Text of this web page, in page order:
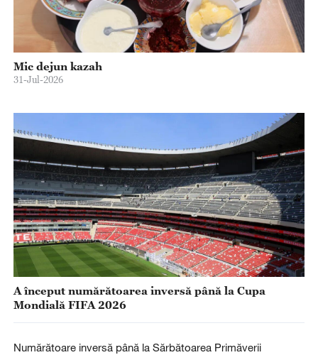
Mic dejun kazah
31-Jul-2026
A început numărătoarea inversă până la Cupa
Mondială FIFA 2026
Numărătoare inversă până la Sărbătoarea Primăverii